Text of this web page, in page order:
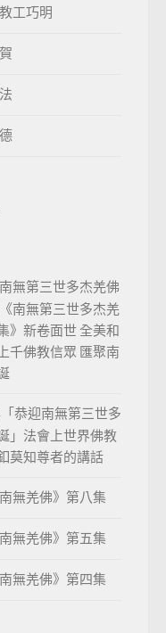
工巧明
無第三世多杰羌佛
南無第三世多杰羌
》新卷面世 全美和
千佛教信眾 匯聚南
恭迎南無第三世多
」法會上世界佛教
莫知尊者的講話
南無羌佛》第八集
南無羌佛》第五集
南無羌佛》第四集